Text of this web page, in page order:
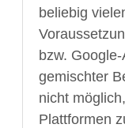
beliebig
bzw.
gemischter
nicht
Plattformen